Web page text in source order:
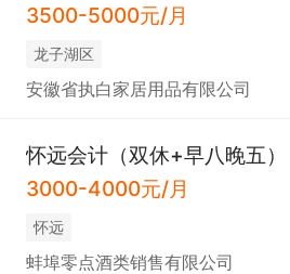
3500-5000元/月
龙子湖区
安徽省执白家居用品有限公司
怀远会计（双休+早八晚五）
3000-4000元/月
怀远
蚌埠零点酒类销售有限公司